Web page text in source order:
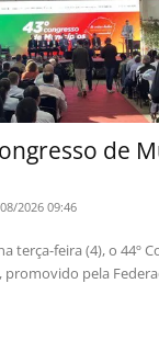
de
2026 09:46
terça-feira (4), o 44º
promovido pela